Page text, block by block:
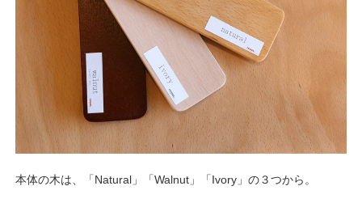
本体の木は、「Natural」「Walnut」「Ivory」の３つから。